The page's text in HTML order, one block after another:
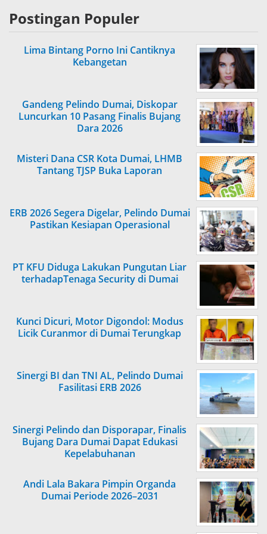
Postingan Populer
Lima Bintang Porno Ini Cantiknya
Kebangetan
Gandeng Pelindo Dumai, Diskopar
Luncurkan 10 Pasang Finalis Bujang
Dara 2026
Misteri Dana CSR Kota Dumai, LHMB
Tantang TJSP Buka Laporan
ERB 2026 Segera Digelar, Pelindo Dumai
Pastikan Kesiapan Operasional
PT KFU Diduga Lakukan Pungutan Liar
terhadapTenaga Security di Dumai
Kunci Dicuri, Motor Digondol: Modus
Licik Curanmor di Dumai Terungkap
Sinergi BI dan TNI AL, Pelindo Dumai
Fasilitasi ERB 2026
Sinergi Pelindo dan Disporapar, Finalis
Bujang Dara Dumai Dapat Edukasi
Kepelabuhanan
Andi Lala Bakara Pimpin Organda
Dumai Periode 2026–2031